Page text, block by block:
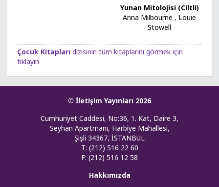
Yunan Mitolojisi (Ciltli)
Anna Milbourne , Louie
Stowell
Çocuk Kitapları dizisinin tüm kitaplarını görmek için
tıklayın
© İletişim Yayınları 2026
Cumhuriyet Caddesi, No:36, 1. Kat, Daire 3,
Seyhan Apartmanı, Harbiye Mahallesi,
Şişli 34367, İSTANBUL
T: (212) 516 22 60
F: (212) 516 12 58
Hakkımızda